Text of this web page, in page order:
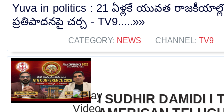
Yuva in politics : 21 ఏళ్లకే యువత
ప్రతిపాదనపై చర్చ - TV9.....»»
CATEGORY: NEWS CHANNEL: TV9
l SUDHIR DAMIDI l